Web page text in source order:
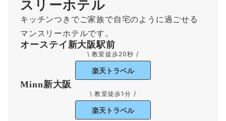
スリーホテル
キッチンつきでご家族で自宅のように過ごせる
マンスリーホテルです。
オーステイ新大阪駅前
\ 教室徒歩20秒 /
楽天トラベル
Minn新大阪
\ 教室徒歩1分 /
楽天トラベル